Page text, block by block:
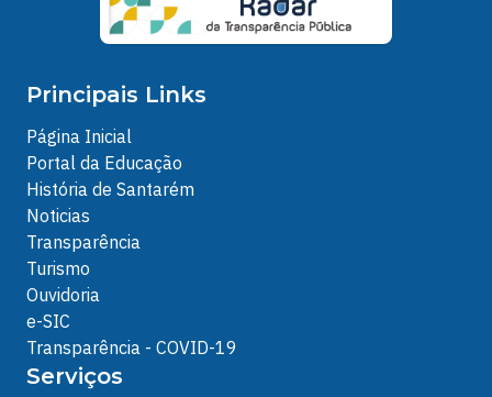
Principais Links
Página Inicial
Portal da Educação
História de Santarém
Noticias
Transparência
Turismo
Ouvidoria
e-SIC
Transparência - COVID-19
Serviços